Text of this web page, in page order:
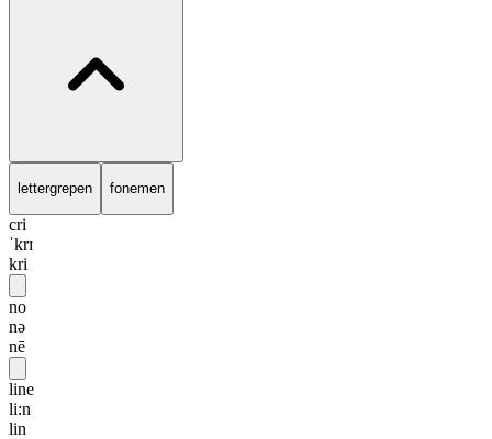
lettergrepen fonemen
cri
ˈkrɪ
kri
no
nə
nē
line
li:n
lin